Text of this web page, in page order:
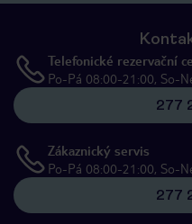
Telefonické rezervační
Po-Pá 08:00-21:00, So-
277
Zákaznický servis
Po-Pá 08:00-21:00, So-
277